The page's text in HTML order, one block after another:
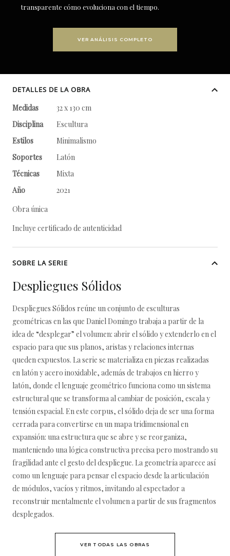
transparente cómo evoluciona con el tiempo.
VER ANÁLISIS COMPLETO
DETALLES DE LA OBRA
Medidas
32 x 130 cm
Disciplina
Escultura
Estilos
Minimalismo
Soportes
Latón
Técnicas
Mixta
Año
2021
Obra única
Incluye certificado de autenticidad
SOBRE LA SERIE
Despliegues Sólidos
Despliegues Sólidos reúne un conjunto de esculturas
geométricas en las que Daniel Domingo trabaja a partir de la
idea de “desplegar” el volumen: abrir el sólido y extenderlo en el
espacio para que sus planos, aristas y relaciones internas
queden expuestos. La serie se materializa en piezas realizadas
en latón y acero inoxidable, además de trabajos en hierro y
latón, donde el lenguaje geométrico funciona como un sistema
estructural que se transforma al cambiar de posición, escala y
tensión espacial. En este corpus, el sólido deja de ser una forma
cerrada para convertirse en un mapa tridimensional en
expansión: una estructura que se abre y se reorganiza,
manteniendo una lógica constructiva precisa pero mostrando su
fragilidad ante el gesto del despliegue. La geometría aparece así
como un lenguaje para pensar el espacio desde la articulación
de módulos, vacíos y ritmos, invitando al espectador a
reconstruir mentalmente el volumen a partir de sus fragmentos
desplegados.
VER TODAS LAS OBRAS